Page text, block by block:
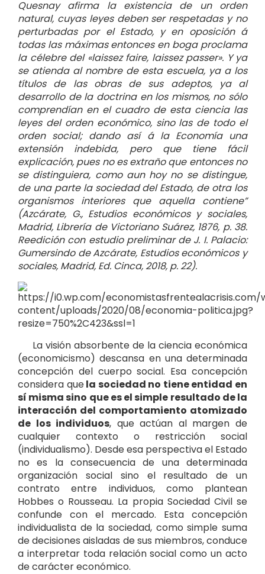
Quesnay afirma la existencia de un orden
natural, cuyas leyes deben ser respetadas y no
perturbadas por el Estado, y en oposición á
todas las máximas entonces en boga proclama
la célebre del «laissez faire, laissez passer». Y ya
se atienda al nombre de esta escuela, ya a los
títulos de las obras de sus adeptos, ya al
desarrollo de la doctrina en los mismos, no sólo
comprendían en el cuadro de esta ciencia las
leyes del orden económico, sino las de todo el
orden social; dando así á la Economía una
extensión indebida, pero que tiene fácil
explicación, pues no es extraño que entonces no
se distinguiera, como aun hoy no se distingue,
de una parte la sociedad del Estado, de otra los
organismos interiores que aquella contiene”
(Azcárate, G., Estudios económicos y sociales,
Madrid, Librería de Victoriano Suárez, 1876, p. 38.
Reedición con estudio preliminar de J. I. Palacio:
Gumersindo de Azcárate, Estudios económicos y
sociales, Madrid, Ed. Cinca, 2018, p. 22).
La visión absorbente de la ciencia económica
(economicismo) descansa en una determinada
concepción del cuerpo social. Esa concepción
considera quela sociedad no tiene entidad en
sí misma sino que es el simple resultado de la
interacción del comportamiento atomizado
de los individuos, que actúan al margen de
cualquier contexto o restricción social
(individualismo). Desde esa perspectiva el Estado
no es la consecuencia de una determinada
organización social sino el resultado de un
contrato entre individuos, como plantean
Hobbes o Rousseau. La propia Sociedad Civil se
confunde con el mercado. Esta concepción
individualista de la sociedad, como simple suma
de decisiones aisladas de sus miembros, conduce
a interpretar toda relación social como un acto
de carácter económico.